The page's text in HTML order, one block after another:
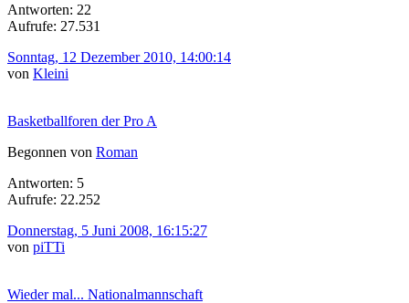
Antworten: 22
Aufrufe: 27.531
Sonntag, 12 Dezember 2010, 14:00:14
von Kleini
Basketballforen der Pro A
Begonnen von Roman
Antworten: 5
Aufrufe: 22.252
Donnerstag, 5 Juni 2008, 16:15:27
von piTTi
Wieder mal... Nationalmannschaft